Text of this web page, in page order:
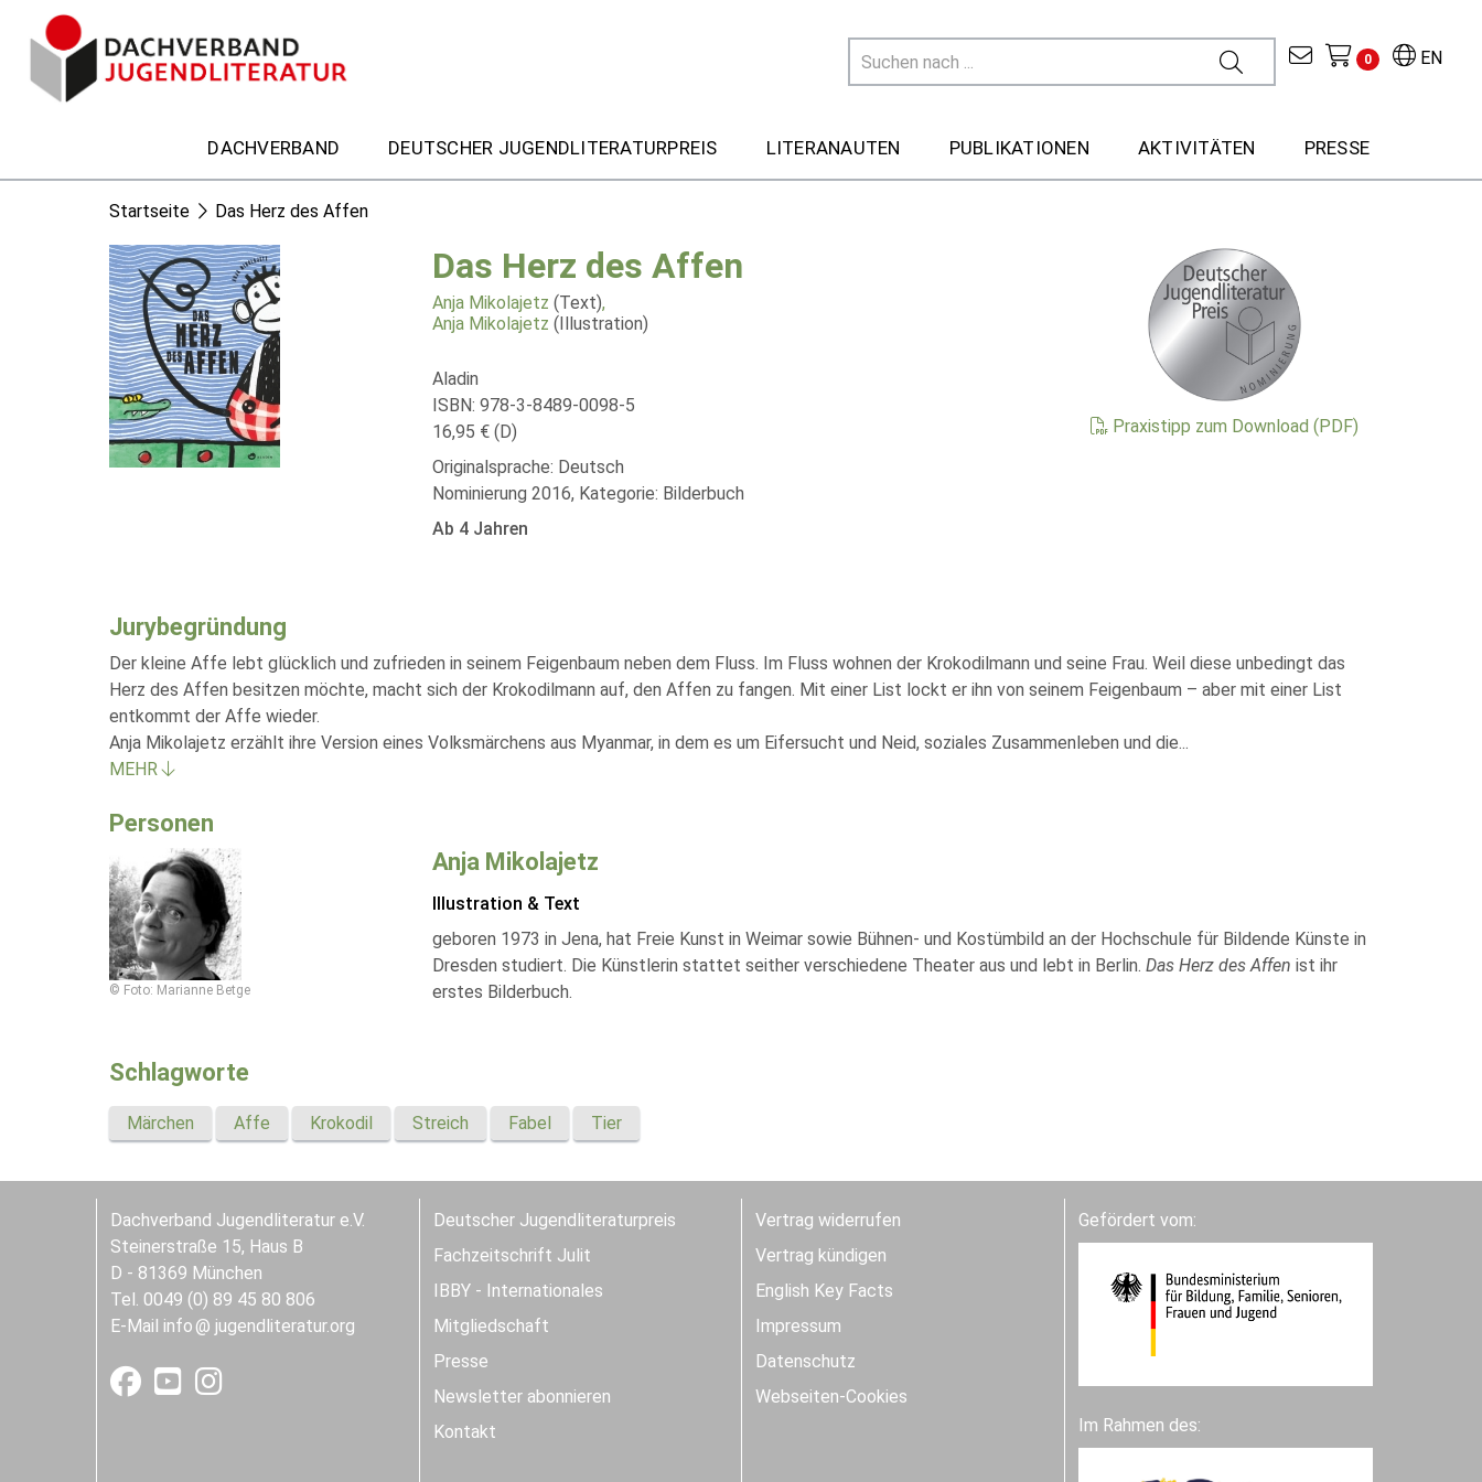
EN
0
DACHVERBAND DEUTSCHER JUGENDLITERATURPREIS LITERANAUTEN PUBLIKATIONEN AKTIVITÄTEN PRESSE
Startseite Das Herz des Affen
Das Herz des Affen
Anja Mikolajetz (Text),
Anja Mikolajetz (Illustration)
Aladin
ISBN: 978-3-8489-0098-5
16,95 € (D)
Originalsprache: Deutsch
Nominierung 2016, Kategorie: Bilderbuch
Ab 4 Jahren
Praxistipp zum Download (PDF)
Jurybegründung
Der kleine Affe lebt glücklich und zufrieden in seinem Feigenbaum neben dem Fluss. Im Fluss wohnen der Krokodilmann und seine Frau. Weil diese unbedingt das
Herz des Affen besitzen möchte, macht sich der Krokodilmann auf, den Affen zu fangen. Mit einer List lockt er ihn von seinem Feigenbaum – aber mit einer List
entkommt der Affe wieder.
Anja Mikolajetz erzählt ihre Version eines Volksmärchens aus Myanmar, in dem es um Eifersucht und Neid, soziales Zusammenleben und die...
MEHR
Personen
© Foto: Marianne Betge
Anja Mikolajetz
Illustration & Text
geboren 1973 in Jena, hat Freie Kunst in Weimar sowie Bühnen- und Kostümbild an der Hochschule für Bildende Künste in
Dresden studiert. Die Künstlerin stattet seither verschiedene Theater aus und lebt in Berlin. Das Herz des Affen ist ihr
erstes Bilderbuch.
Schlagworte
Märchen Affe Krokodil Streich Fabel Tier
Dachverband Jugendliteratur e.V.
Steinerstraße 15, Haus B
D - 81369 München
Tel. 0049 (0) 89 45 80 806
E-Mail info jugendliteratur.org
Deutscher Jugendliteraturpreis
Fachzeitschrift Julit
IBBY - Internationales
Mitgliedschaft
Presse
Newsletter abonnieren
Kontakt
Vertrag widerrufen
Vertrag kündigen
English Key Facts
Impressum
Datenschutz
Webseiten-Cookies
Gefördert vom:
Im Rahmen des: